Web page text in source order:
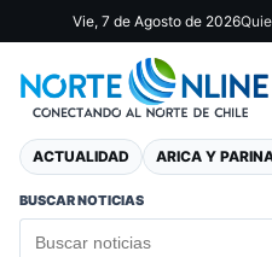
Vie, 7 de Agosto de 2026
ACTUALIDAD ARICA Y
BUSCAR NOTICIAS